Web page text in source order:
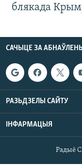
блякада
САЧЫЦЕ ЗА
РАЗЬДЗЕЛЫ САЙТУ
ІНФАРМАЦЫЯ
Радыё